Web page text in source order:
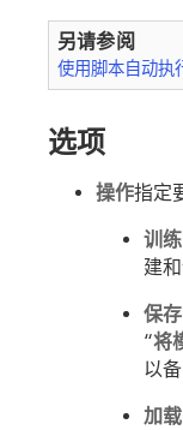
另请参阅
使用脚本自动执
选项
操作指定
训练
建
保存
“将
以
加载